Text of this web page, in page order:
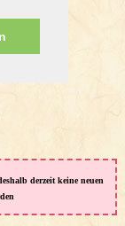
derzeit keine neuen